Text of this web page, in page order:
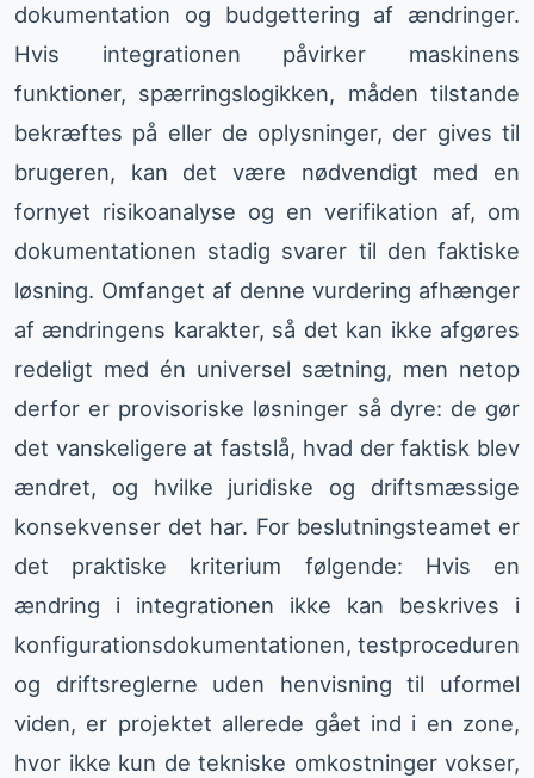
dokumentation og budgettering af ændringer.
Hvis integrationen påvirker maskinens
funktioner, spærringslogikken, måden tilstande
bekræftes på eller de oplysninger, der gives til
brugeren, kan det være nødvendigt med en
fornyet risikoanalyse og en verifikation af, om
dokumentationen stadig svarer til den faktiske
løsning. Omfanget af denne vurdering afhænger
af ændringens karakter, så det kan ikke afgøres
redeligt med én universel sætning, men netop
derfor er provisoriske løsninger så dyre: de gør
det vanskeligere at fastslå, hvad der faktisk blev
ændret, og hvilke juridiske og driftsmæssige
konsekvenser det har. For beslutningsteamet er
det praktiske kriterium følgende: Hvis en
ændring i integrationen ikke kan beskrives i
konfigurationsdokumentationen, testproceduren
og driftsreglerne uden henvisning til uformel
viden, er projektet allerede gået ind i en zone,
hvor ikke kun de tekniske omkostninger vokser,